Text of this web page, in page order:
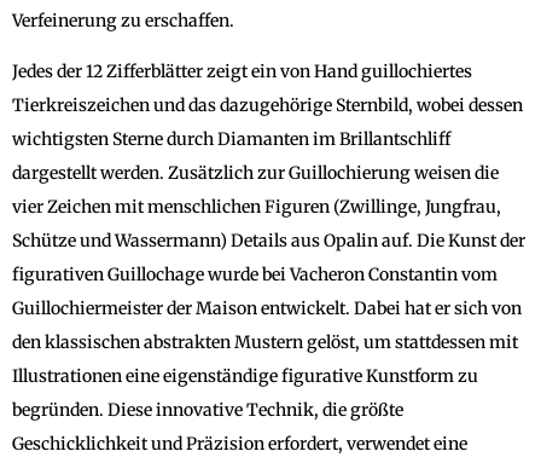
Verfeinerung zu erschaffen.
Jedes der 12 Zifferblätter zeigt ein von Hand guillochiertes
Tierkreiszeichen und das dazugehörige Sternbild, wobei dessen
wichtigsten Sterne durch Diamanten im Brillantschliff
dargestellt werden. Zusätzlich zur Guillochierung weisen die
vier Zeichen mit menschlichen Figuren (Zwillinge, Jungfrau,
Schütze und Wassermann) Details aus Opalin auf. Die Kunst der
figurativen Guillochage wurde bei Vacheron Constantin vom
Guillochiermeister der Maison entwickelt. Dabei hat er sich von
den klassischen abstrakten Mustern gelöst, um stattdessen mit
Illustrationen eine eigenständige figurative Kunstform zu
begründen. Diese innovative Technik, die größte
Geschicklichkeit und Präzision erfordert, verwendet eine